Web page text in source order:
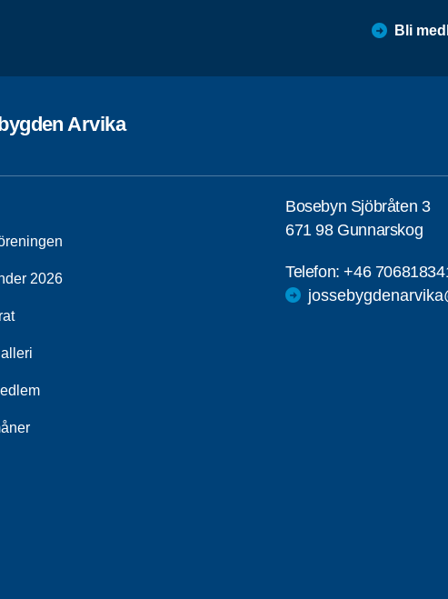
Bli
Arvika
2026
Bosebyn Sjöbråten 3
671 98 Gunnarskog
Telefon:+46